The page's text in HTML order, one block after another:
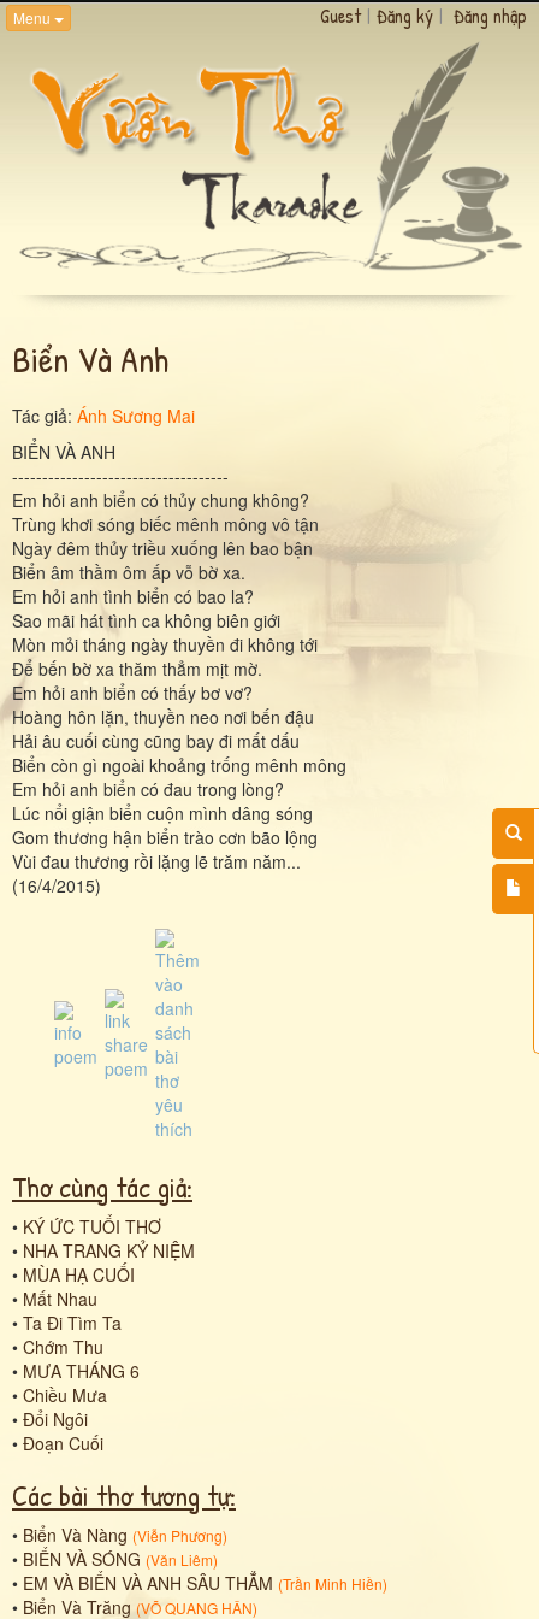
Menu Guest | Đăng ký | Đăng nhập
Biển Và Anh
Tác giả: Ánh Sương Mai
BIỂN VÀ ANH
------------------------------------
Em hỏi anh biển có thủy chung không?
Trùng khơi sóng biếc mênh mông vô tận
Ngày đêm thủy triều xuống lên bao bận
Biển âm thầm ôm ấp vỗ bờ xa.
Em hỏi anh tình biển có bao la?
Sao mãi hát tình ca không biên giới
Mòn mỏi tháng ngày thuyền đi không tới
Để bến bờ xa thăm thẳm mịt mờ.
Em hỏi anh biển có thấy bơ vơ?
Hoàng hôn lặn, thuyền neo nơi bến đậu
Hải âu cuối cùng cũng bay đi mất dấu
Biển còn gì ngoài khoảng trống mênh mông
Em hỏi anh biển có đau trong lòng?
Lúc nổi giận biển cuộn mình dâng sóng
Gom thương hận biển trào cơn bão lộng
Vùi đau thương rồi lặng lẽ trăm năm...
(16/4/2015)
Thơ cùng tác giả:
• KÝ ỨC TUỔI THƠ
• NHA TRANG KỶ NIỆM
• MÙA HẠ CUỐI
• Mất Nhau
• Ta Đi Tìm Ta
• Chớm Thu
• MƯA THÁNG 6
• Chiều Mưa
• Đổi Ngôi
• Đoạn Cuối
Các bài thơ tương tự:
• Biển Và Nàng (Viễn Phương)
• BIỂN VÀ SÓNG (Văn Liêm)
• EM VÀ BIỂN VÀ ANH SÂU THẲM (Trần Minh Hiền)
• Biển Và Trăng (VÕ QUANG HÂN)